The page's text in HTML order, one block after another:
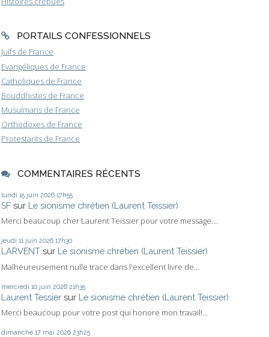
PORTAILS CONFESSIONNELS
Juifs de France
Evangéliques de France
Catholiques de France
Bouddhistes de France
Musulmans de France
Orthodoxes de France
Protestants de France
COMMENTAIRES RÉCENTS
lundi 15 juin 2026 17h55
SF sur Le sionisme chrétien (Laurent Teissier)
Merci beaucoup cher Laurent Teissier pour votre message....
jeudi 11 juin 2026 17h30
LARVENT sur Le sionisme chrétien (Laurent Teissier)
Malheureusement nulle trace dans l'excellent livre de...
mercredi 10 juin 2026 21h35
Laurent Tessier sur Le sionisme chrétien (Laurent Teissier)
Merci beaucoup pour votre post qui honore mon travail!...
dimanche 17 mai 2026 23h25